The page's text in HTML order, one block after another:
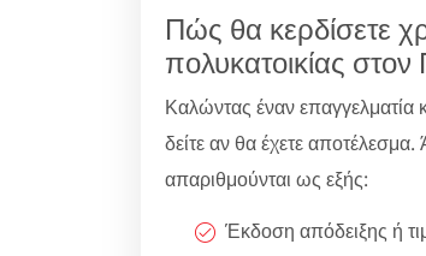
Πώς θα κερδίσετε
πολυκατοικίας
Καλώντας έναν επαγγελματία
δείτε αν θα έχετε
απαριθμούνται ως εξής:
Έκδοση απόδειξης ή